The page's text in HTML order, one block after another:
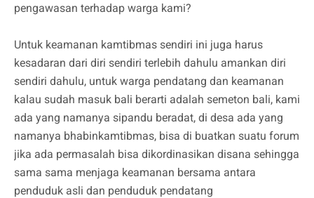
pengawasan terhadap warga kami?
Untuk keamanan kamtibmas sendiri ini juga harus
kesadaran dari diri sendiri terlebih dahulu amankan diri
sendiri dahulu, untuk warga pendatang dan keamanan
kalau sudah masuk bali berarti adalah semeton bali, kami
ada yang namanya sipandu beradat, di desa ada yang
namanya bhabinkamtibmas, bisa di buatkan suatu forum
jika ada permasalah bisa dikordinasikan disana sehingga
sama sama menjaga keamanan bersama antara
penduduk asli dan penduduk pendatang